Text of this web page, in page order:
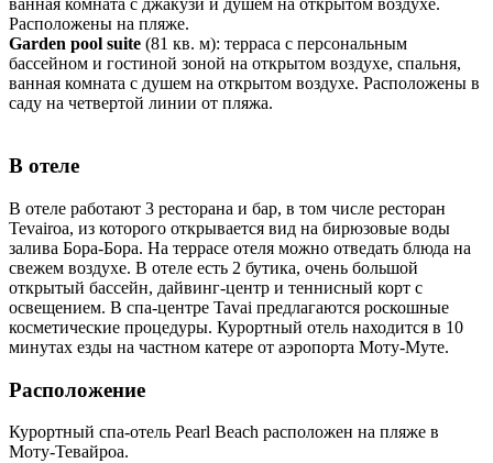
ванная комната с джакузи и душем на открытом воздухе.
Расположены на пляже.
Garden pool suite (81 кв. м): терраса с персональным
бассейном и гостиной зоной на открытом воздухе, спальня,
ванная комната с душем на открытом воздухе. Расположены в
саду на четвертой линии от пляжа.
В отеле
В отеле работают 3 ресторана и бар, в том числе ресторан
Tevairoa, из которого открывается вид на бирюзовые воды
залива Бора-Бора. На террасе отеля можно отведать блюда на
свежем воздухе. В отеле есть 2 бутика, очень большой
открытый бассейн, дайвинг-центр и теннисный корт с
освещением. В спа-центре Tavai предлагаются роскошные
косметические процедуры. Курортный отель находится в 10
минутах езды на частном катере от аэропорта Моту-Муте.
Расположение
Курортный спа-отель Pearl Beach расположен на пляже в
Моту-Тевайроа.